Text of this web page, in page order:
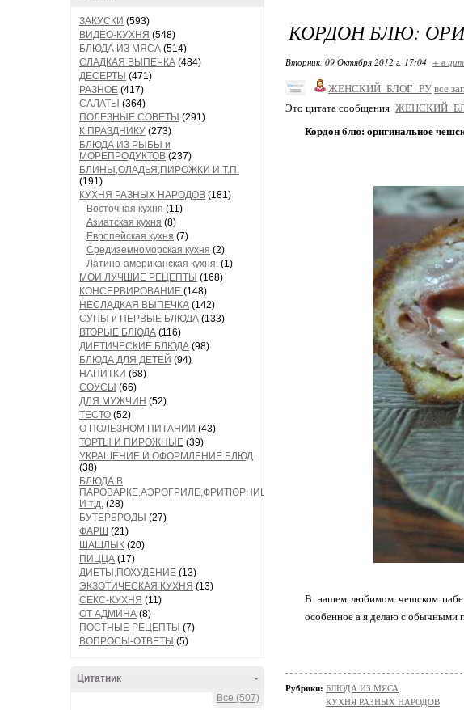
ЗАКУСКИ (593)
ВИДЕО-КУХНЯ (548)
БЛЮДА ИЗ МЯСА (514)
СЛАДКАЯ ВЫПЕЧКА (484)
ДЕСЕРТЫ (471)
РАЗНОЕ (417)
САЛАТЫ (364)
ПОЛЕЗНЫЕ СОВЕТЫ (291)
К ПРАЗДНИКУ (273)
БЛЮДА ИЗ РЫБЫ и
МОРЕПРОДУКТОВ (237)
БЛИНЫ,ОЛАДЬЯ,ПИРОЖКИ И Т.П.
(191)
КУХНЯ РАЗНЫХ НАРОДОВ (181)
Восточная кухня (11)
Азиатская кухня (8)
Европейская кухня (7)
Средиземноморская кухня (2)
Латино-американская кухня. (1)
МОИ ЛУЧШИЕ РЕЦЕПТЫ (168)
КОНСЕРВИРОВАНИЕ (148)
НЕСЛАДКАЯ ВЫПЕЧКА (142)
СУПЫ и ПЕРВЫЕ БЛЮДА (133)
ВТОРЫЕ БЛЮДА (116)
ДИЕТИЧЕСКИЕ БЛЮДА (98)
БЛЮДА ДЛЯ ДЕТЕЙ (94)
НАПИТКИ (68)
СОУСЫ (66)
ДЛЯ МУЖЧИН (52)
ТЕСТО (52)
О ПОЛЕЗНОМ ПИТАНИИ (43)
ТОРТЫ И ПИРОЖНЫЕ (39)
УКРАШЕНИЕ И ОФОРМЛЕНИЕ БЛЮД
(38)
БЛЮДА В
ПАРОВАРКЕ,АЭРОГРИЛЕ,ФРИТЮРНИЦЕ
И т.д. (28)
БУТЕРБРОДЫ (27)
ФАРШ (21)
ШАШЛЫК (20)
ПИЦЦА (17)
ДИЕТЫ,ПОХУДЕНИЕ (13)
ЭКЗОТИЧЕСКАЯ КУХНЯ (13)
СЕКС-КУХНЯ (11)
ОТ АДМИНА (8)
ПОСТНЫЕ РЕЦЕПТЫ (7)
ВОПРОСЫ-ОТВЕТЫ (5)
-
Цитатник
Все (507)
КОРДОН БЛЮ:
Вторник, 09 Октября 2012 г. 17:04 + в
ЖЕНСКИЙ_БЛОГ_РУ все
Это цитата сообщения
Кордон блю: оригинальное
В нашем любимом чешском пабе
особенное а я делаю с обычными
Рубрики: БЛЮДА ИЗ МЯСА
КУХНЯ РАЗНЫХ НАРОДОВ